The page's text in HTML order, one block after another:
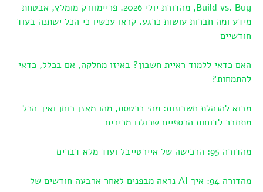
Build vs. Buy, מהדורת יולי 2026. פריימוורק מומלץ, אבטחת
מידע ומה חברות עושות כרגע. קראו עכשיו כי הכל ישתנה בעוד
חודשיים
האם כדאי ללמוד ראיית חשבון? באיזו מחלקה, אם בכלל, כדאי
להתמחות?
מבוא להנהלת חשבונות: מהי כרטסת, מהו מאזן בוחן ואיך הכל
מתחבר לדוחות הכספיים שכולנו מכירים
מהדורה 95: הרכישה של איירטייבל ועוד מלא דברים
מהדורה 94: איך AI נראה מבפנים לאחר ארבעה חודשים של